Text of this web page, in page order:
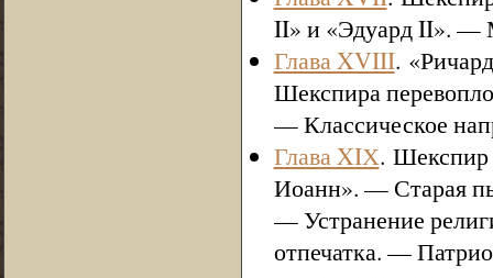
II» и «Эдуард II». —
Глава XVIII.
Шекспира
— Классическое
Глава XIХ. Шекспир
Иоанн». — Старая
— Устранение
отпечатка. —